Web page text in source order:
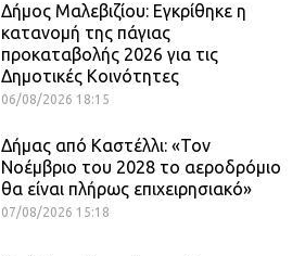
Δήμος Μαλεβιζίου: Εγκρίθηκε η
κατανομή της πάγιας
προκαταβολής 2026 για τις
Δημοτικές Κοινότητες
06/08/2026 18:15
Δήμας από Καστέλλι: «Τον
Νοέμβριο του 2028 το αεροδρόμιο
θα είναι πλήρως επιχειρησιακό»
07/08/2026 15:18